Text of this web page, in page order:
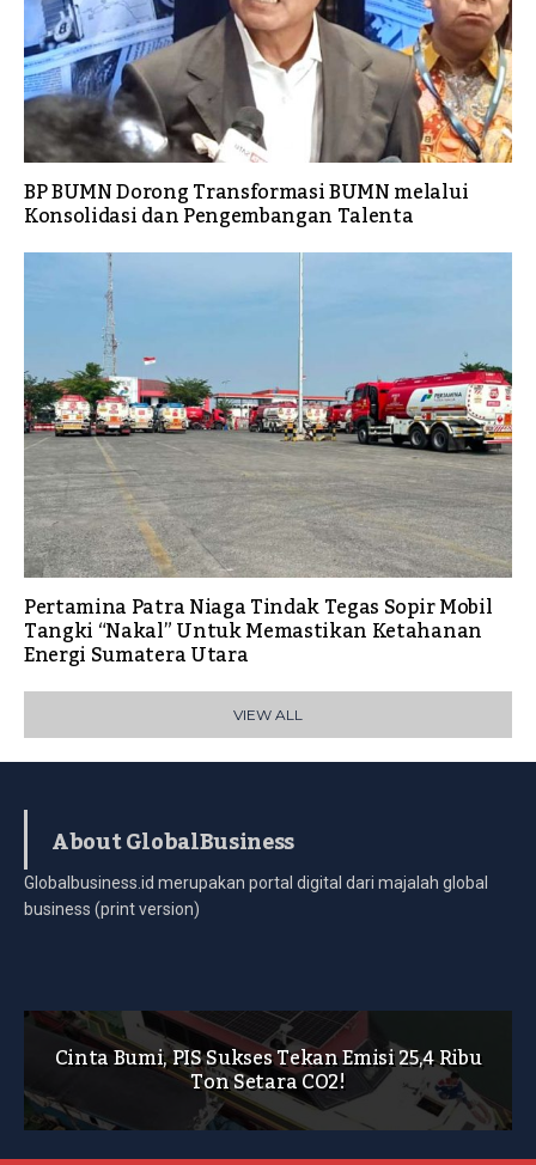
BP BUMN Dorong Transformasi BUMN melalui
Konsolidasi dan Pengembangan Talenta
Pertamina Patra Niaga Tindak Tegas Sopir Mobil
Tangki “Nakal” Untuk Memastikan Ketahanan
Energi Sumatera Utara
VIEW ALL
About GlobalBusiness
Globalbusiness.id merupakan portal digital dari majalah global
business (print version)
Cinta Bumi, PIS Sukses Tekan Emisi 25,4 Ribu
Ton Setara CO2!